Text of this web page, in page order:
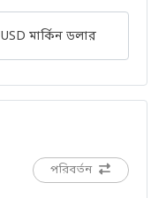
USD মার্কিন ডলার
পরিবর্তন